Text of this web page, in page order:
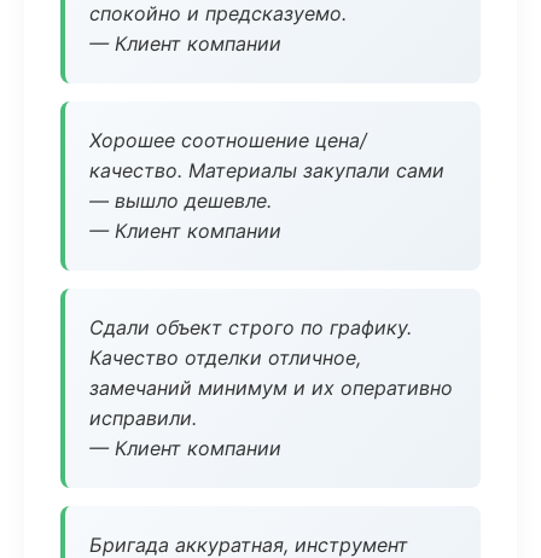
спокойно и предсказуемо.
— Клиент компании
Хорошее соотношение цена/
качество. Материалы закупали сами
— вышло дешевле.
— Клиент компании
Сдали объект строго по графику.
Качество отделки отличное,
замечаний минимум и их оперативно
исправили.
— Клиент компании
Бригада аккуратная, инструмент